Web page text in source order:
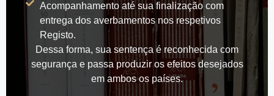
Acompanhamento até sua finalização com
entrega dos averbamentos nos respetivos
Registo.
Dessa forma, sua sentença é reconhecida com
segurança e passa produzir os efeitos desejados
em ambos os países.